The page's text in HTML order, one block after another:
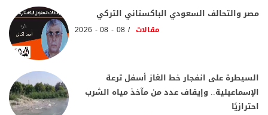
مصر والتحالف السعودي الباكستاني التركي
مقالات 08 - 08 - 2026
السيطرة على انفجار خط الغاز أسفل ترعة
الإسماعيلية.. وإيقاف عدد من مآخذ مياه الشرب
احترازيًا